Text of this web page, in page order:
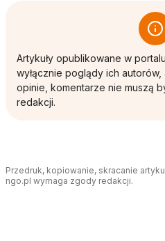
Artykuły opublikowane w
wyłącznie poglądy ich
opinie, komentarze nie muszą
redakcji.
Przedruk, kopiowanie, skracanie
ngo.pl wymaga zgody redakcji.